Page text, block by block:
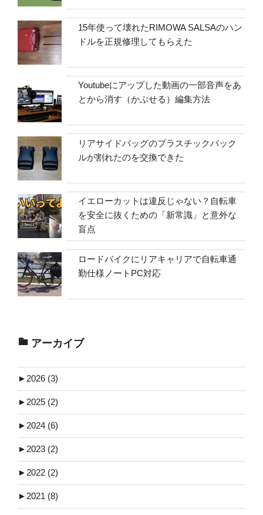
15年使って壊れたRIMOWA SALSAのハン
ドルを正規修理してもらえた
Youtubeにアップした動画の一部音声をあ
とから消す（かぶせる）編集方法
リアサイドバッグのプラスチックバック
ルが割れたのを交換できた
イエローカットは違反じゃない？自転車
を安全に抜くための「新常識」と意外な
盲点
ロードバイクにリアキャリアで自転車通
勤仕様ノートPC対応
アーカイブ
► 2026 (3)
► 2025 (2)
► 2024 (6)
► 2023 (2)
► 2022 (2)
► 2021 (8)